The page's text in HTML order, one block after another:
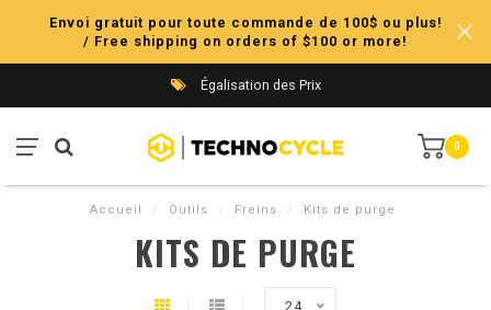
Envoi gratuit pour toute commande de 100$ ou plus!
/ Free shipping on orders of $100 or more!
Égalisation des Prix
0
Accueil / Outils / Freins / Kits de purge
KITS DE PURGE
24